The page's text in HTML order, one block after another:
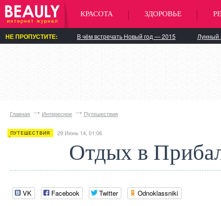
КРАСОТА ЗДОРОВЬЕ
НЕ ПРОПУСТИТЕ: В чём встречать Новый год — 2015 Лунный
Главная Интересное Путешествия
ПУТЕШЕСТВИЯ 29 Июнь 14, 01:06
Отдых в
VK Facebook Twitter Odnoklassniki